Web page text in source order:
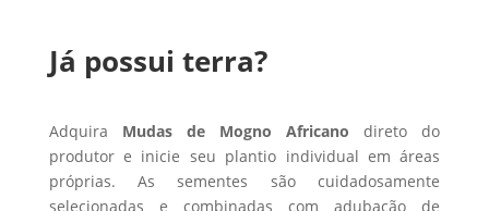
Já possui terra?
Adquira Mudas de Mogno Africano direto do
produtor e inicie seu plantio individual em áreas
próprias. As sementes são cuidadosamente
selecionadas e combinadas com adubação de